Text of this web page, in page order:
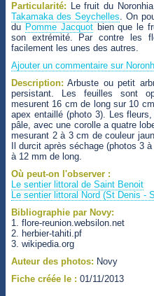
Particularité: Le fruit du
Takamaka des Seychelles. On
du Pomme Jacquotbien que le
son extrémité. Par contre les
facilement les unes des autres.
Ajouter un commentaire sur
Description: Arbuste ou petit
persistant. Les feuilles sont
mesurent 16 cm de long sur 10
apex entaillé (photo 3). Les
pâle, avec une corolle a quatre
mesurant 2 à 3 cm de couleur
Il durcit après séchage (photos 3
à 12 mm de long.
Où peut-on l'observer :
Le sentier littoral de Saint Benoit
Le sentier littoral Nord (St Denis -
Bibliographie par Novy:
1. flore-reunion.websilon.net
2. herbier-tahiti.pf
3. wikipedia.org
Auteur des photos: Novy
Fiche créée le : 01/11/2013